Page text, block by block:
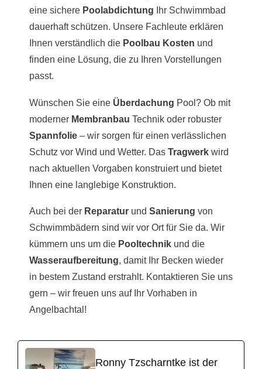
eine sichere Poolabdichtung Ihr Schwimmbad
dauerhaft schützen. Unsere Fachleute erklären
Ihnen verständlich die Poolbau Kosten und
finden eine Lösung, die zu Ihren Vorstellungen
passt.
Wünschen Sie eine Überdachung Pool? Ob mit
moderner Membranbau Technik oder robuster
Spannfolie – wir sorgen für einen verlässlichen
Schutz vor Wind und Wetter. Das Tragwerk wird
nach aktuellen Vorgaben konstruiert und bietet
Ihnen eine langlebige Konstruktion.
Auch bei der Reparatur und Sanierung von
Schwimmbädern sind wir vor Ort für Sie da. Wir
kümmern uns um die Pooltechnik und die
Wasseraufbereitung, damit Ihr Becken wieder
in bestem Zustand erstrahlt. Kontaktieren Sie uns
gern – wir freuen uns auf Ihr Vorhaben in
Angelbachtal!
Ronny Tzscharntke ist der